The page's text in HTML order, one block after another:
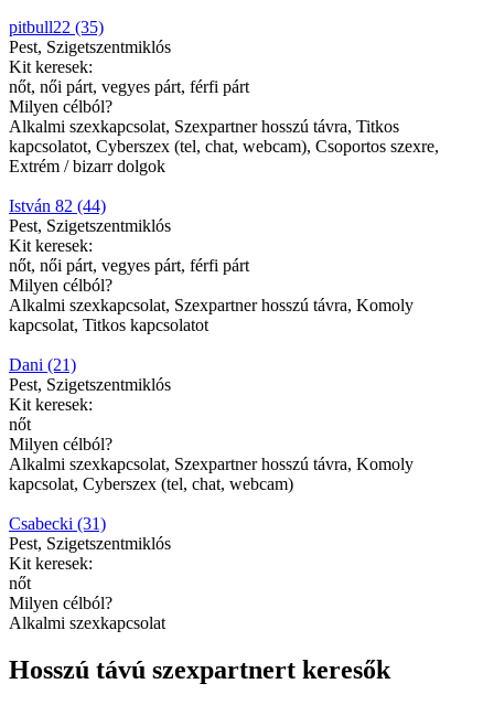
pitbull22 (35)
Pest, Szigetszentmiklós
Kit keresek:
nőt, női párt, vegyes párt, férfi párt
Milyen célból?
Alkalmi szexkapcsolat, Szexpartner hosszú távra, Titkos
kapcsolatot, Cyberszex (tel, chat, webcam), Csoportos szexre,
Extrém / bizarr dolgok
István 82 (44)
Pest, Szigetszentmiklós
Kit keresek:
nőt, női párt, vegyes párt, férfi párt
Milyen célból?
Alkalmi szexkapcsolat, Szexpartner hosszú távra, Komoly
kapcsolat, Titkos kapcsolatot
Dani (21)
Pest, Szigetszentmiklós
Kit keresek:
nőt
Milyen célból?
Alkalmi szexkapcsolat, Szexpartner hosszú távra, Komoly
kapcsolat, Cyberszex (tel, chat, webcam)
Csabecki (31)
Pest, Szigetszentmiklós
Kit keresek:
nőt
Milyen célból?
Alkalmi szexkapcsolat
Hosszú távú szexpartnert keresők